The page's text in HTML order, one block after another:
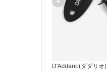
D'Addario(ダダリオ)